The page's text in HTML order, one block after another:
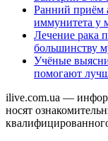
Ранний приём
иммунитета у
Лечение рака
большинству
Учёные
помогают
ilive.com.ua —
носят